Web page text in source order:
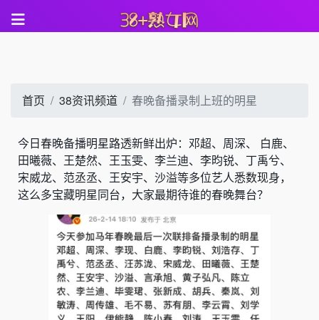
首页 38资讯频道 春晚备播录制上班的明星
今日春晚备播明星路透新鲜出炉：邓超、周深、 白鹿、
田曦薇、王楚然、王玉雯、李兰迪、李昀锐、丁禹兮、
宋威龙、范丞丞、王安宇、沙溢等多位艺人悉数现身，
这么多宝藏明星同台，大家最期待谁的春晚舞台？